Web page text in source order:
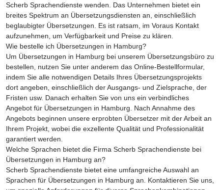
Scherb Sprachendienste wenden. Das Unternehmen bietet ein
breites Spektrum an Übersetzungsdiensten an, einschließlich
beglaubigter Übersetzungen. Es ist ratsam, im Voraus Kontakt
aufzunehmen, um Verfügbarkeit und Preise zu klären.
Wie bestelle ich Übersetzungen in Hamburg?
Um Übersetzungen in Hamburg bei unserem Übersetzungsbüro zu
bestellen, nutzen Sie unter anderem das Online-Bestellformular,
indem Sie alle notwendigen Details Ihres Übersetzungsprojekts
dort angeben, einschließlich der Ausgangs- und Zielsprache, der
Fristen usw. Danach erhalten Sie von uns ein verbindliches
Angebot für Übersetzungen in Hamburg. Nach Annahme des
Angebots beginnen unsere erprobten Übersetzer mit der Arbeit an
Ihrem Projekt, wobei die exzellente Qualität und Professionalität
garantiert werden.
Welche Sprachen bietet die Firma Scherb Sprachendienste bei
Übersetzungen in Hamburg an?
Scherb Sprachendienste bietet eine umfangreiche Auswahl an
Sprachen für Übersetzungen in Hamburg an. Kontaktieren Sie uns,